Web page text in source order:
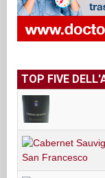
TOP FIVE